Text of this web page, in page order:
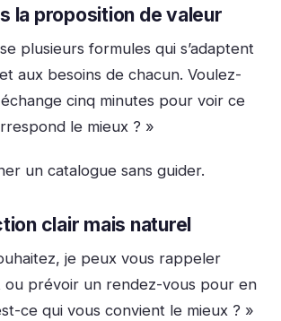
la proposition de valeur
plusieurs formules qui s’adaptent
aux besoins de chacun. Voulez-
échange cinq minutes pour voir ce
le mieux ? »
un catalogue sans guider.
clair mais naturel
je peux vous rappeler
ou prévoir un rendez-vous pour en
ce qui vous convient le mieux ? »